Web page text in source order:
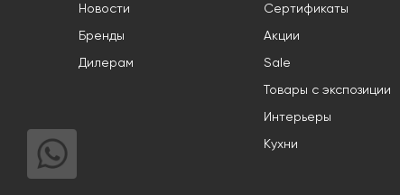
Новости
Бренды
Дилерам
Сертификаты
Акции
Sale
Товары с экспозиции
Интерьеры
Кухни